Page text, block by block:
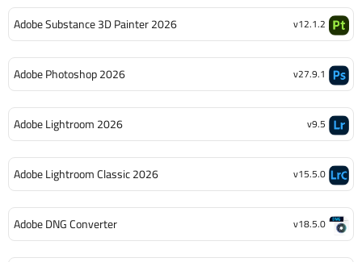
Adobe Substance 3D Painter 2026 v12.1.2
Adobe Photoshop 2026 v27.9.1
Adobe Lightroom 2026 v9.5
Adobe Lightroom Classic 2026 v15.5.0
Adobe DNG Converter v18.5.0